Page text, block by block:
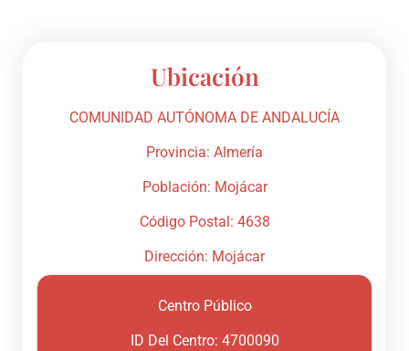
Ubicación
COMUNIDAD AUTÓNOMA DE ANDALUCÍA
Provincia: Almería
Población: Mojácar
Código Postal: 4638
Dirección: Mojácar
Centro Público
ID Del Centro: 4700090